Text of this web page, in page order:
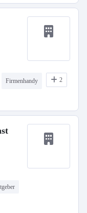
Firmenhandy 2